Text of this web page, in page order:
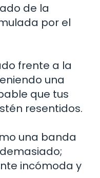
de la
por el
frente a la
una
que tus
resentidos.
una banda
incómoda y